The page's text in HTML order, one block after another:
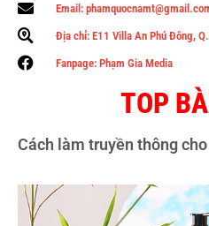
Email:
Địa chỉ: E11 Villa An Phú Đông,
Fanpage: Phạm Gia Media
TOP
Cách làm truyền thông